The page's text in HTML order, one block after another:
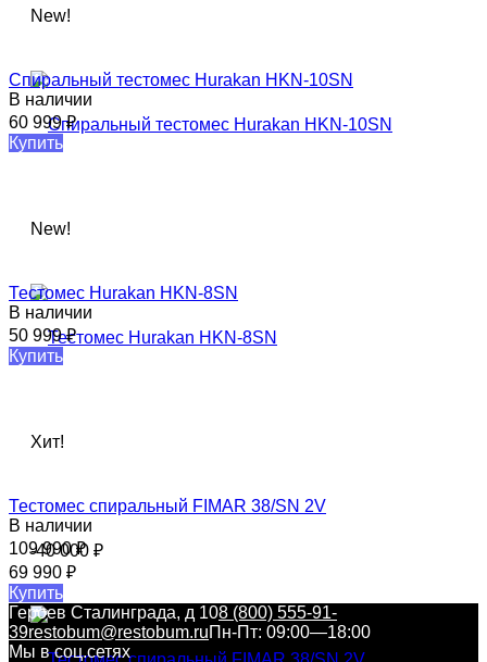
New!
Спиральный тестомес Hurakan HKN-10SN​
В наличии
60 999₽
Купить
New!
Тестомес Hurakan HKN-8SN​
В наличии
50 999₽
Купить
Хит!
-40 000 ₽
Тестомес спиральный FIMAR 38/SN 2V
В наличии
109 990₽
69 990 ₽
Купить
Героев Сталинграда, д 108 (800) 555-91-
39restobum@restobum.ruПн-Пт: 09:00—18:00
Мы в соц.сетях